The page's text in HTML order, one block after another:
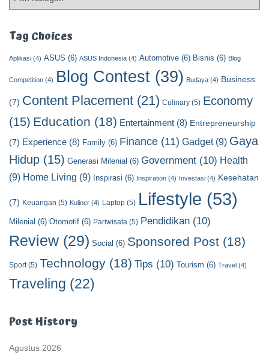
t
a
e
g
r
y
Tag Choices
Aplikasi (4) ASUS (6) ASUS Indonesia (4) Automotive (6) Bisnis (6) Blog
Competition (4) Blog Contest (39) Budaya (4) Business
(7) Content Placement (21) Culinary (5) Economy
(15) Education (18) Entertainment (8) Entrepreneurship
(7) Experience (8) Family (6) Finance (11) Gadget(9) Gaya
Hidup (15) Generasi Milenial (6) Government (10) Health
(9) Home Living (9) Inspirasi (6) Inspiration (4) Investasi (4) Kesehatan
(7) Keuangan (5) Kuliner (4) Laptop (5) Lifestyle (53)
Milenial (6) Otomotif (6) Pariwisata (5) Pendidikan (10)
Review (29) Social (6) Sponsored Post (18)
Sport(5) Technology (18) Tips (10) Tourism (6) Travel (4)
Traveling (22)
Post History
Agustus 2026